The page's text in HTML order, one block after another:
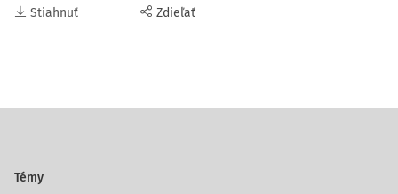
Stiahnuť Zdieľať
Témy